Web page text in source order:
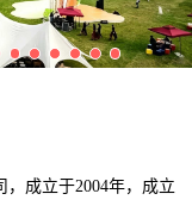
成立于2004年，成立